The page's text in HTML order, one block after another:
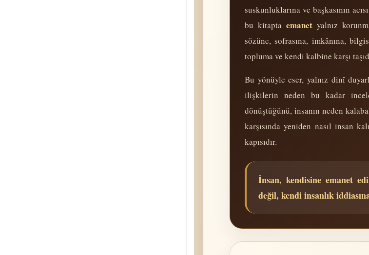
suskunluklarına ve başkasının
bu kitaptaemanet yalnız
sözüne, sofrasına, imkânına,
topluma ve kendi kalbine karşı
Bu yönüyle eser, yalnız dinî
ilişkilerin neden bu kadar
dönüştüğünü, insanın neden
karşısında yeniden nasıl insan
kapısıdır.
İnsan, kendisine emanet
değil, kendi insanlık